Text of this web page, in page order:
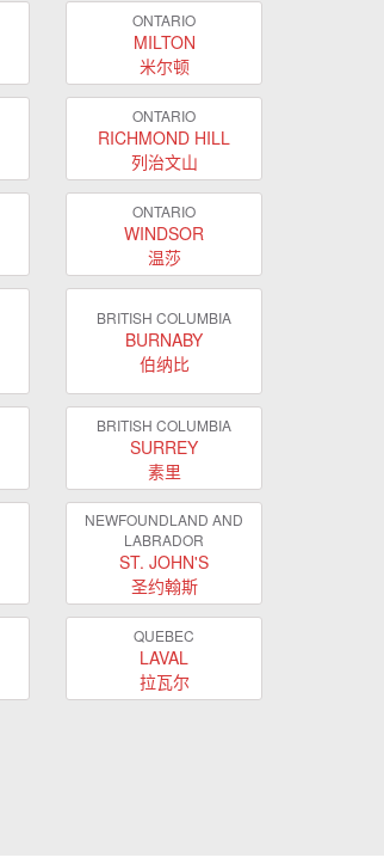
ONTARIO
MILTON
米尔顿
ONTARIO
RICHMOND HILL
列治文山
ONTARIO
WINDSOR
温莎
BRITISH COLUMBIA
BURNABY
伯纳比
BRITISH COLUMBIA
SURREY
素里
NEWFOUNDLAND AND
LABRADOR
ST. JOHN'S
圣约翰斯
QUEBEC
LAVAL
拉瓦尔